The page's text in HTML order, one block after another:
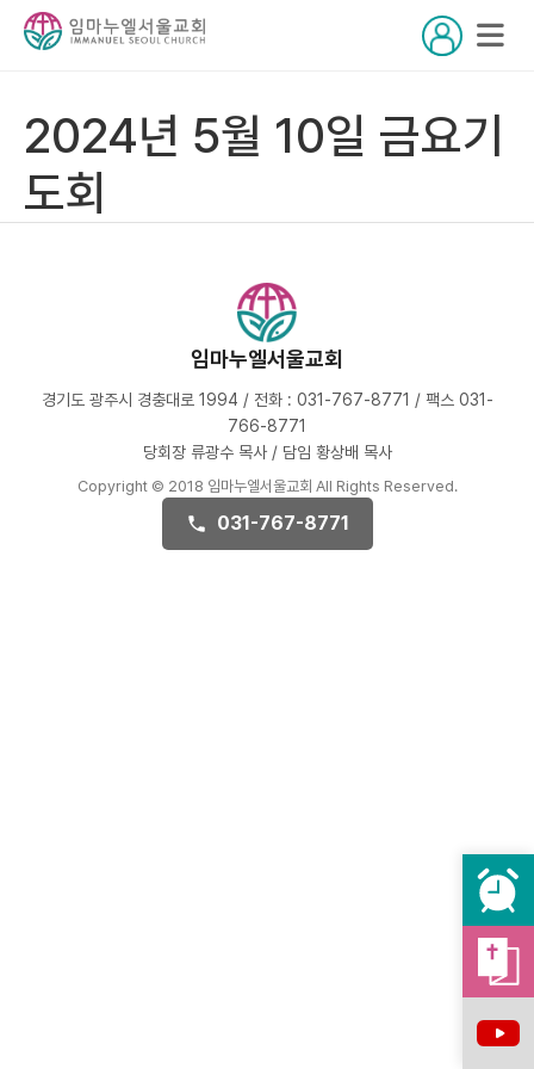
2024년 5월 10일 금요기
도회
임마누엘서울교회
경기도 광주시 경충대로 1994 / 전화 : 031-767-8771 / 팩스 031-
766-8771
당회장 류광수 목사 / 담임 황상배 목사
Copyright © 2018 임마누엘서울교회 All Rights Reserved.
031-767-8771